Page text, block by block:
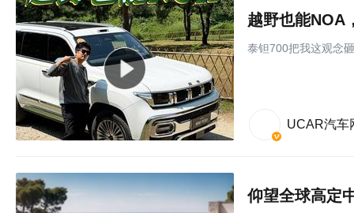
越野也能NOA
泰钽700把我这观念
UCAR汽车
仰望全球高定